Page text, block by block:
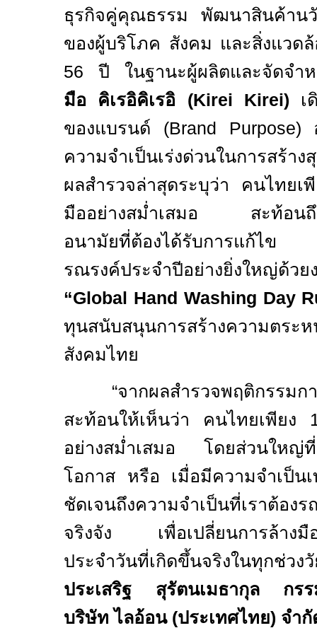
ธุรกิจคู่คุณธรรม พัฒนาสินค้านวั
ของผู้บริโภค สังคม และสิ่งแวด
56 ปี ในฐานะผู้ผลิตและจัดจำ
มือ คิเรอิคิเรอิ (Kirei Kirei) เ
ของแบรนด์ (Brand Purpose)
ความจำเป็นเร่งด่วนในการสร้า
ผลสำรวจล่าสุดระบุว่า คนไทยเ
มืออย่างสม่ำเสมอ สะท้อนถึง
อนามัยที่ต้องได้รับการแก้ไข
รณรงค์ประจำปีอย่างยิ่งใหญ่ด้วย
“Global Hand Washing Day
ทุนสนับสนุนการสร้างความตระ
สังคมไทย
“จากผลสำรวจพฤติกรรมก
สะท้อนให้เห็นว่า คนไทยเพียง
อย่างสม่ำเสมอ โดยส่วนใหญ่ที่
โอกาส หรือ เมื่อมีความจำเป็น
ชัดเจนถึงความจำเป็นที่เราต้อง
จริงจัง เพื่อเปลี่ยนการล้างมือ
ประจำวันที่เกิดขึ้นจริงในทุกช่ว
ประเสริฐ สุรัตนเมธากุล กร
บริษัท ไลอ้อน (ประเทศไทย) จำกั